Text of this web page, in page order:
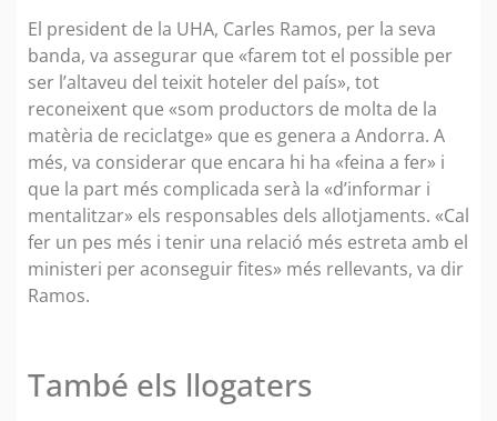
El president de la UHA, Carles Ramos, per la seva
banda, va assegurar que «farem tot el possible per
ser l’altaveu del teixit hoteler del país», tot
reconeixent que «som productors de molta de la
matèria de reciclatge» que es genera a Andorra. A
més, va considerar que encara hi ha «feina a fer» i
que la part més complicada serà la «d’informar i
mentalitzar» els responsables dels allotjaments. «Cal
fer un pes més i tenir una relació més estreta amb el
ministeri per aconseguir fites» més rellevants, va dir
Ramos.
També els llogaters